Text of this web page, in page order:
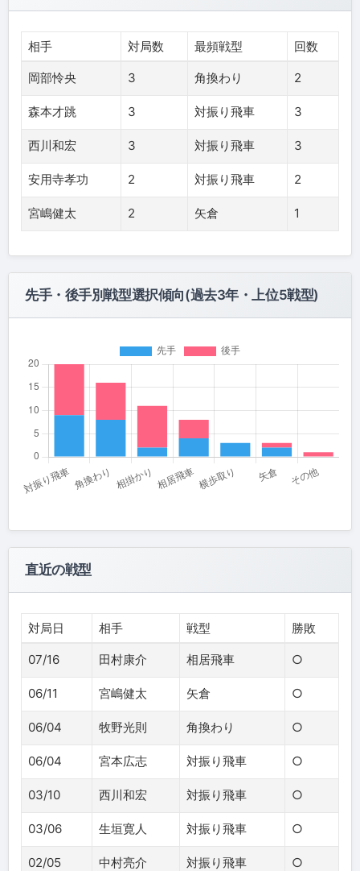
相手 対局数 最頻戦型 回数
岡部怜央 3 角換わり 2
森本才跳 3 対振り飛車 3
西川和宏 3 対振り飛車 3
安用寺孝功 2 対振り飛車 2
宮嶋健太 2 矢倉 1
先手・後手別戦型選択傾向(過去3年・上位5戦型)
直近の戦型
対局日 相手 戦型 勝敗
07/16 田村康介 相居飛車 ○
06/11 宮嶋健太 矢倉 ○
06/04 牧野光則 角換わり ○
06/04 宮本広志 対振り飛車 ○
03/10 西川和宏 対振り飛車 ○
03/06 生垣寛人 対振り飛車 ○
02/05 中村亮介 対振り飛車 ○